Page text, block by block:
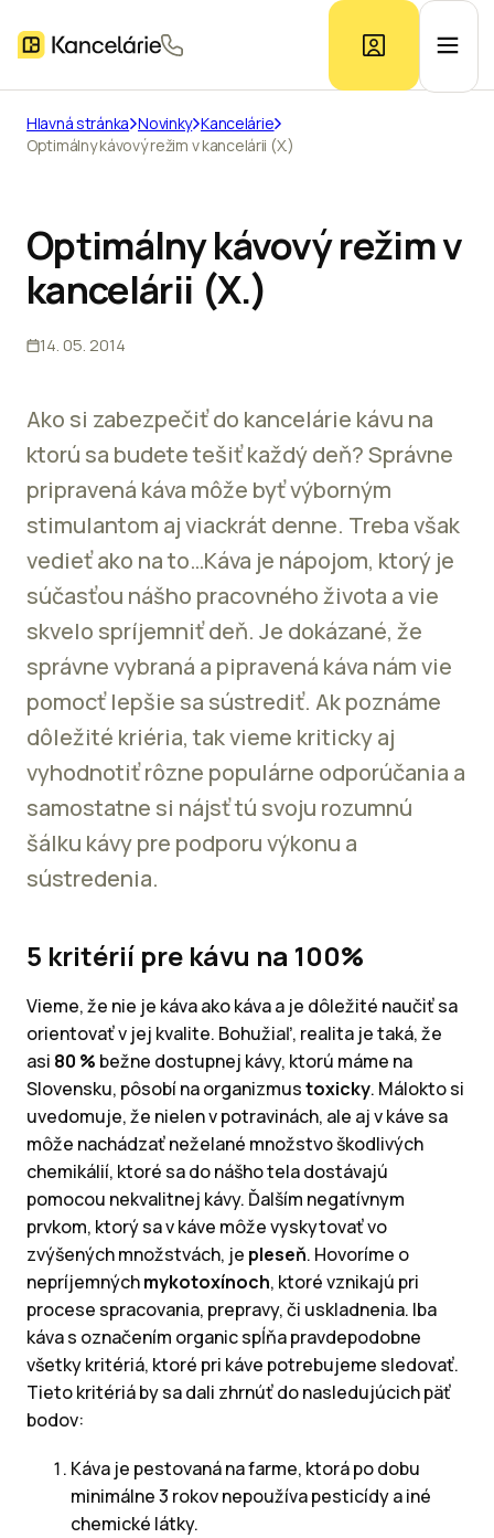
Ponuka kancelárií
Prieskum trhu
Hlavná stránka Novinky Kancelárie
Optimálny kávový režim v kancelárii (X.)
Optimálny kávový režim v
kancelárii (X.)
14. 05. 2014
Ako si zabezpečiť do kancelárie kávu na
ktorú sa budete tešiť každý deň? Správne
pripravená káva môže byť výborným
stimulantom aj viackrát denne. Treba však
vedieť ako na to…Káva je nápojom, ktorý je
súčasťou nášho pracovného života a vie
skvelo spríjemniť deň. Je dokázané, že
správne vybraná a pipravená káva nám vie
pomocť lepšie sa sústrediť. Ak poznáme
dôležité kriéria, tak vieme kriticky aj
vyhodnotiť rôzne populárne odporúčania a
samostatne si nájsť tú svoju rozumnú
šálku kávy pre podporu výkonu a
sústredenia.
5 kritérií pre kávu na 100%
Vieme, že nie je káva ako káva a je dôležité naučiť sa
orientovať v jej kvalite. Bohužiaľ, realita je taká, že
asi 80 % bežne dostupnej kávy, ktorú máme na
Slovensku, pôsobí na organizmustoxicky. Málokto si
uvedomuje, že nielen v potravinách, ale aj v káve sa
môže nachádzať neželané množstvo škodlivých
chemikálií, ktoré sa do nášho tela dostávajú
pomocou nekvalitnej kávy. Ďalším negatívnym
prvkom, ktorý sa v káve môže vyskytovať vo
zvýšených množstvách, je pleseň. Hovoríme o
nepríjemnýchmykotoxínoch, ktoré vznikajú pri
procese spracovania, prepravy, či uskladnenia. Iba
káva s označením organic spĺňa pravdepodobne
všetky kritériá, ktoré pri káve potrebujeme sledovať.
Tieto kritériá by sa dali zhrnúť do nasledujúcich päť
bodov:
Káva je pestovaná na farme, ktorá po dobu
minimálne 3 rokov nepoužíva pesticídy a iné
chemické látky.